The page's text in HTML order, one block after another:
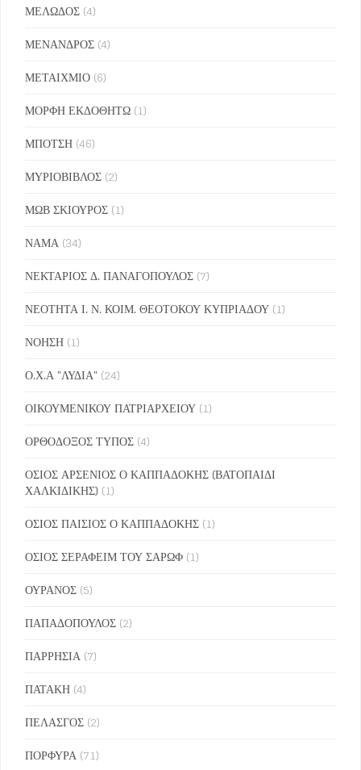
ΜΕΛΩΔΟΣ (4)
ΜΕΝΑΝΔΡΟΣ (4)
ΜΕΤΑΙΧΜΙΟ (6)
ΜΟΡΦΗ ΕΚΔΟΘΗΤΩ (1)
ΜΠΟΤΣΗ (46)
ΜΥΡΙΟΒΙΒΛΟΣ (2)
ΜΩΒ ΣΚΙΟΥΡΟΣ (1)
ΝΑΜΑ (34)
ΝΕΚΤΑΡΙΟΣ Δ. ΠΑΝΑΓΟΠΟΥΛΟΣ (7)
ΝΕΟΤΗΤΑ Ι. Ν. ΚΟΙΜ. ΘΕΟΤΟΚΟΥ ΚΥΠΡΙΑΔΟΥ (1)
ΝΟΗΣΗ (1)
Ο.Χ.Α "ΛΥΔΙΑ" (24)
ΟΙΚΟΥΜΕΝΙΚΟΥ ΠΑΤΡΙΑΡΧΕΙΟΥ (1)
ΟΡΘΟΔΟΞΟΣ ΤΥΠΟΣ (4)
ΟΣΙΟΣ ΑΡΣΕΝΙΟΣ Ο ΚΑΠΠΑΔΟΚΗΣ (ΒΑΤΟΠΑΙΔΙ
ΧΑΛΚΙΔΙΚΗΣ) (1)
ΟΣΙΟΣ ΠΑΙΣΙΟΣ Ο ΚΑΠΠΑΔΟΚΗΣ (1)
ΟΣΙΟΣ ΣΕΡΑΦΕΙΜ ΤΟΥ ΣΑΡΩΦ (1)
ΟΥΡΑΝΟΣ (5)
ΠΑΠΑΔΟΠΟΥΛΟΣ (2)
ΠΑΡΡΗΣΙΑ (7)
ΠΑΤΑΚΗ (4)
ΠΕΛΑΣΓΟΣ (2)
ΠΟΡΦΥΡΑ (71)